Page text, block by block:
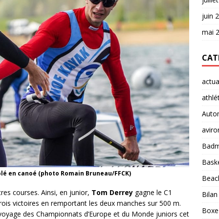
en canoé (photo Romain Bruneau/FFCK)
courses. Ainsi, en junior, Tom Derrey gagne le C1
victoires en remportant les deux manches sur 500 m.
des Championnats d’Europe et du Monde juniors cet
juin
mai
Bilan
Boxe